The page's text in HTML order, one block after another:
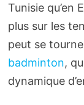
Tunisie qu’en
plus sur les
peut se
badminton,
dynamique